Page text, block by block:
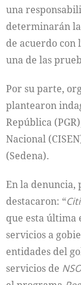
una
determinarán
de acuerdo con
una de las
Por su parte,
plantearon
República
Nacional
(Sedena).
En la denuncia,
destacaron: “
que esta última
servicios a
entidades del
servicios de